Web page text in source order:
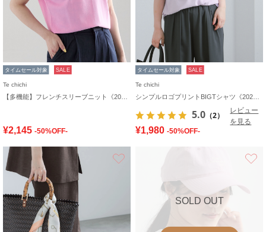
タイムセール対象 SALE
Te chichi
¥2,145 -50%OFF-
タイムセール対象 SALE
Te chichi
5.0 （2）
レビュー
を見る
¥1,980 -50%OFF-
SOLD OUT